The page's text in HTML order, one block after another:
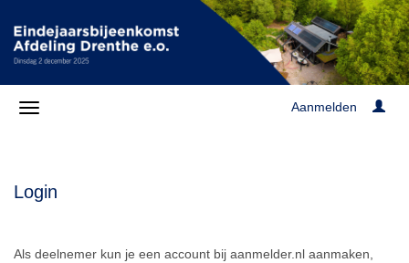
Aanmelden
Login
Als deelnemer kun je een account bij aanmelder.nl aanmaken,